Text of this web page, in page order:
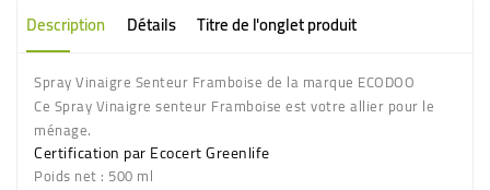
Description Détails Titre de l'onglet produit
Spray Vinaigre Senteur Framboise de la marque ECODOO
Ce Spray Vinaigre senteur Framboise est votre allier pour le
ménage.
Certification par Ecocert Greenlife
Poids net : 500 ml